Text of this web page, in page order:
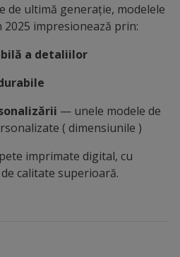
de ultimă generație, modelele
impresionează prin:
a detaliilor
— unele modele de
( dimensiunile )
imprimate digital, cu
calitate superioară.